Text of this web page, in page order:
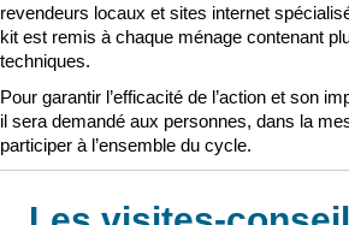
revendeurs locaux et sites internet
kit est remis à chaque ménage contenant
techniques.
Pour garantir l’efficacité de l’action et son
il sera demandé aux personnes, dans la
participer à l’ensemble du cycle.